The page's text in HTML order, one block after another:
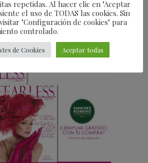
repetidas. Al hacer clic en "Aceptar
el uso de TODAS las cookies. Sin
"Configuración de cookies" para
controlado.
de Cookies Aceptar todas